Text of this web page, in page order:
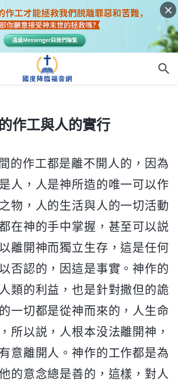
作工與人的實行
的作工都是離不開人的，因為
人，人是神所造的唯一可以作
物，人的生活與人的一切活動
在神的手中掌握，甚至可以説
離開神而獨立生存，這是任何
否認的，因這是事實。神作的
類的利益，也是針對撒但的詭
一切都是從神而來的，人生命
所以説，人根本没法離開神，
意離開人。神作的工作都是為
的意念總是善的，這樣，對人